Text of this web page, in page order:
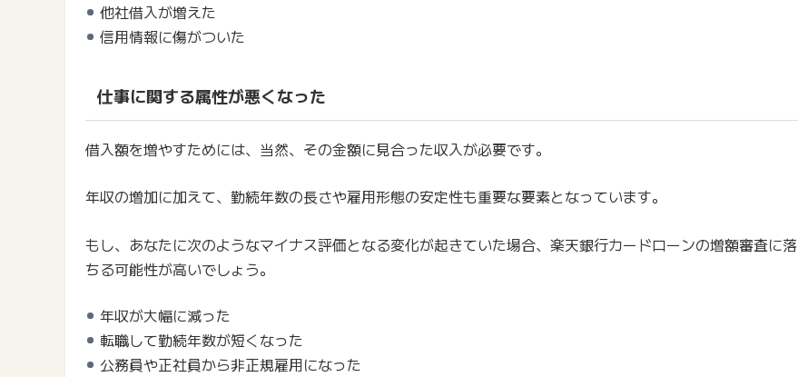
他社借入が増えた
信用情報に傷がついた
仕事に関する属性が悪くなった
借入額を増やすためには、当然、その金額に見合った収入が必要です。
年収の増加に加えて、勤続年数の長さや雇用形態の安定性も重要な要素となっています。
もし、あなたに次のようなマイナス評価となる変化が起きていた場合、楽天銀行カードローンの増額審査に落
ちる可能性が高いでしょう。
年収が大幅に減った
転職して勤続年数が短くなった
公務員や正社員から非正規雇用になった